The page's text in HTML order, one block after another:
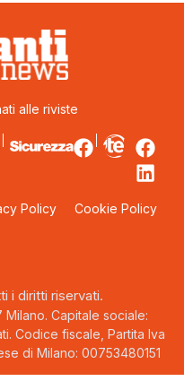
alle riviste
Policy Cookie Policy
i diritti riservati.
Milano. Capitale sociale:
Codice fiscale, Partita Iva
di Milano: 00753480151